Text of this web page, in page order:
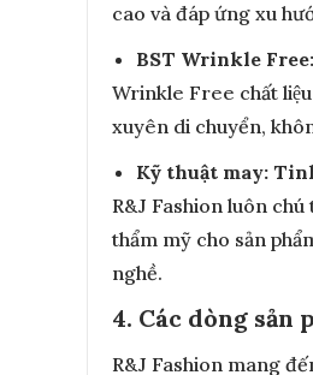
cao và đáp ứng xu
BST Wrinkle
Wrinkle Free chất
xuyên di chuyển,
Kỹ thuật may:
R&J Fashion luôn
thẩm mỹ cho sản
nghề.
4. Các dòng sản
R&J Fashion mang